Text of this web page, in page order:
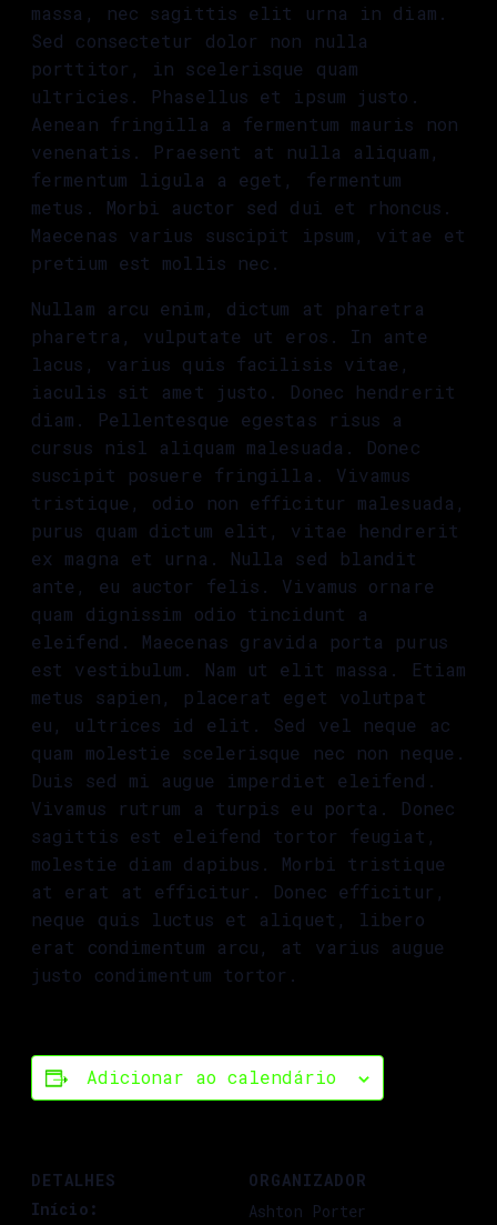
massa, nec sagittis elit urna in diam.
Sed consectetur dolor non nulla
porttitor, in scelerisque quam
ultricies. Phasellus et ipsum justo.
Aenean fringilla a fermentum mauris non
venenatis. Praesent at nulla aliquam,
fermentum ligula a eget, fermentum
metus. Morbi auctor sed dui et rhoncus.
Maecenas varius suscipit ipsum, vitae et
pretium est mollis nec.
Nullam arcu enim, dictum at pharetra
pharetra, vulputate ut eros. In ante
lacus, varius quis facilisis vitae,
iaculis sit amet justo. Donec hendrerit
diam. Pellentesque egestas risus a
cursus nisl aliquam malesuada. Donec
suscipit posuere fringilla. Vivamus
tristique, odio non efficitur malesuada,
purus quam dictum elit, vitae hendrerit
ex magna et urna. Nulla sed blandit
ante, eu auctor felis. Vivamus ornare
quam dignissim odio tincidunt a
eleifend. Maecenas gravida porta purus
est vestibulum. Nam ut elit massa. Etiam
metus sapien, placerat eget volutpat
eu, ultrices id elit. Sed vel neque ac
quam molestie scelerisque nec non neque.
Duis sed mi augue imperdiet eleifend.
Vivamus rutrum a turpis eu porta. Donec
sagittis est eleifend tortor feugiat,
molestie diam dapibus. Morbi tristique
at erat at efficitur. Donec efficitur,
neque quis luctus et aliquet, libero
erat condimentum arcu, at varius augue
justo condimentum tortor.
Adicionar ao calendário
DETALHES
Início:
ORGANIZADOR
Ashton Porter